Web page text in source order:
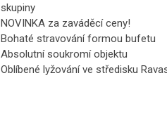
skupiny
NOVINKA za zaváděcí ceny!
Bohaté stravování formou bufetu
Absolutní soukromí objektu
Oblíbené lyžování ve středisku